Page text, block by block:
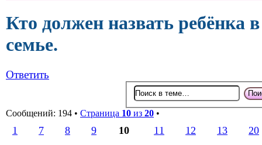
Кто должен назвать ребёнка в
семье.
Ответить
Сообщений: 194 • Страница 10 из 20 •
1 7 8 9 10 11 12 13 20